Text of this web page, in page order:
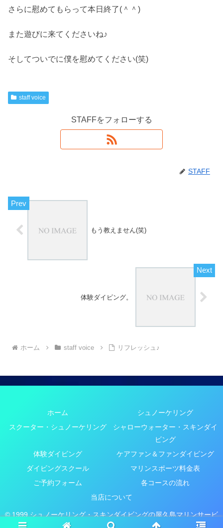
さらに慰めてもらって本日終了(＾＾)
また遊びに来てくださいね♪
そしてついでに僕を慰めてください(笑)
staff voice
STAFFをフォローする
STAFF
もう教えません(笑)
体験ダイビング。
ホーム staff voice リフレッシュ♪
ホーム
シュノーケリング
スクーター・シュノーケリング
シャローウォーター・スキンダイ
ビング
体験ダイビング
ケアファン＆ファンダイビング
ダイビングスクール
マリンスポーツ料金表
ご予約フォーム
各コースの流れ
当店について
© 1999 シュノーケリング・スキンダイビングの屋久島マリンサービ